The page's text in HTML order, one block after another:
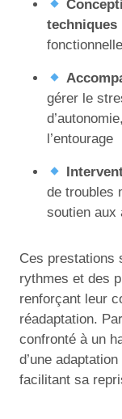
techniques
gérer le
l’entourage
de troubles
soutien aux
Ces prestations
rythmes et des
renforçant leur
réadaptation.
confronté à un
d’une
facilitant sa